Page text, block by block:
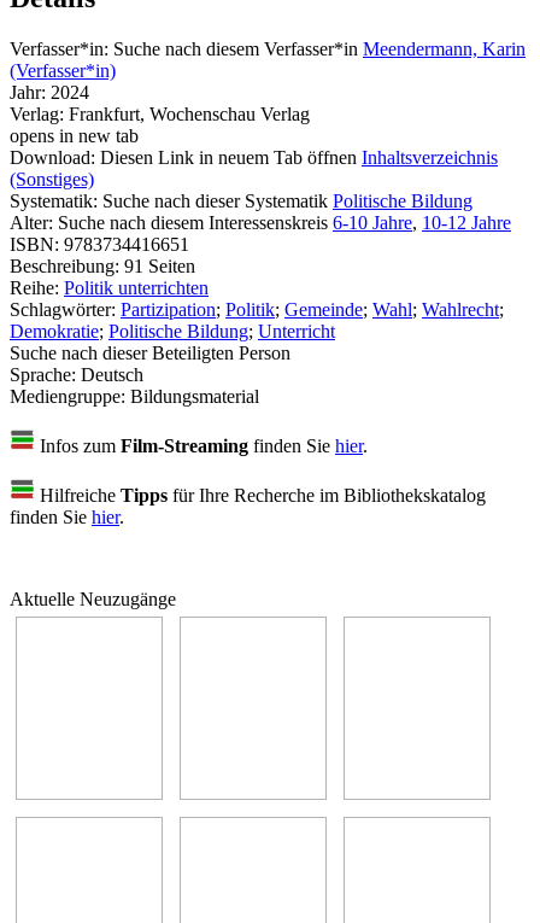
Verfasser*in: Suche nach diesem Verfasser*in Meendermann, Karin
(Verfasser*in)
Jahr: 2024
Verlag: Frankfurt, Wochenschau Verlag
opens in new tab
Download: Diesen Link in neuem Tab öffnen Inhaltsverzeichnis
(Sonstiges)
Systematik: Suche nach dieser Systematik Politische Bildung
Alter: Suche nach diesem Interessenskreis 6-10 Jahre, 10-12 Jahre
ISBN: 9783734416651
Beschreibung: 91 Seiten
Reihe: Politik unterrichten
Schlagwörter: Partizipation; Politik; Gemeinde; Wahl; Wahlrecht;
Demokratie; Politische Bildung; Unterricht
Suche nach dieser Beteiligten Person
Sprache: Deutsch
Mediengruppe: Bildungsmaterial
Infos zum Film-Streaming finden Sie hier.
Hilfreiche Tipps für Ihre Recherche im Bibliothekskatalog
finden Sie hier.
Aktuelle Neuzugänge